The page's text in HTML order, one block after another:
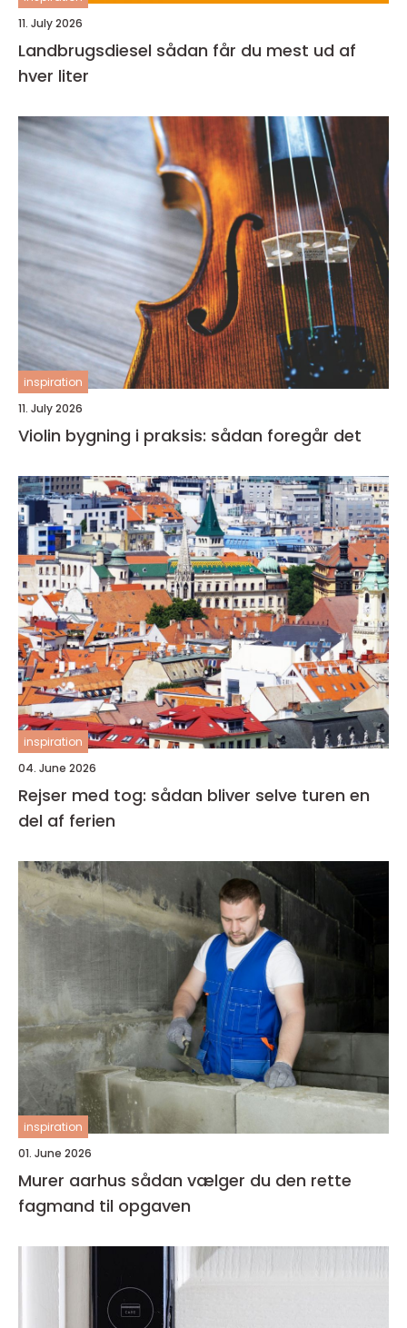
11. July 2026
Landbrugsdiesel sådan får du mest ud af
hver liter
inspiration
11. July 2026
Violin bygning i praksis: sådan foregår det
inspiration
04. June 2026
Rejser med tog: sådan bliver selve turen en
del af ferien
inspiration
01. June 2026
Murer aarhus sådan vælger du den rette
fagmand til opgaven